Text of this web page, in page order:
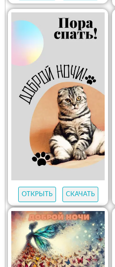
ОТКРЫТЬ СКАЧАТЬ